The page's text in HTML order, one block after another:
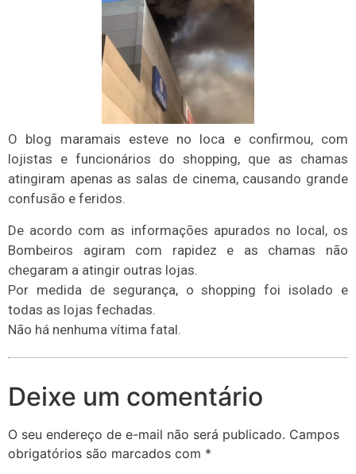
O blog maramais esteve no loca e confirmou, com
lojistas e funcionários do shopping, que as chamas
atingiram apenas as salas de cinema, causando grande
confusão e feridos.
De acordo com as informações apurados no local, os
Bombeiros agiram com rapidez e as chamas não
chegaram a atingir outras lojas.
Por medida de segurança, o shopping foi isolado e
todas as lojas fechadas.
Não há nenhuma vítima fatal.
Deixe um comentário
O seu endereço de e-mail não será publicado. Campos
obrigatórios são marcados com *